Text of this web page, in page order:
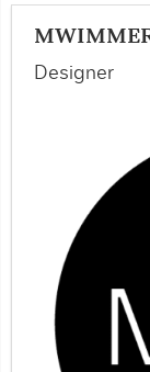
Designer